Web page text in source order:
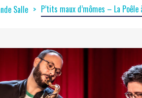
Salle P’tits maux d’mômes – La